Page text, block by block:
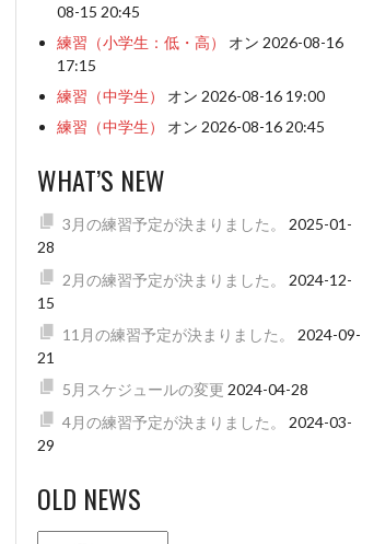
08-15 20:45
練習（小学生：低・高）
オン 2026-08-16
17:15
練習（中学生）
オン 2026-08-16 19:00
練習（中学生）
オン 2026-08-16 20:45
WHAT’S NEW
3月の練習予定が決まりました。
2025-01-
28
2月の練習予定が決まりました。
2024-12-
15
11月の練習予定が決まりました。
2024-09-
21
5月スケジュールの変更 2024-04-28
4月の練習予定が決まりました。
2024-03-
29
OLD NEWS